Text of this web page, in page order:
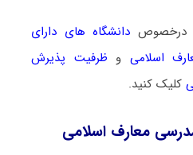
درخصوص دانشگاه های دارای
اﺳﻼمی و ظرفیت پذیرش
کلیک کنید.
ﻣﻌﺎرف اﺳﻼمی